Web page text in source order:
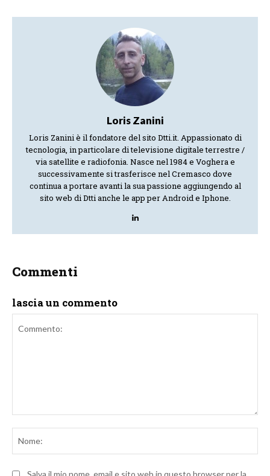
Loris Zanini
Loris Zanini è il fondatore del sito Dtti.it. Appassionato di
tecnologia, in particolare di televisione digitale terrestre /
via satellite e radiofonia. Nasce nel 1984 e Voghera e
successivamente si trasferisce nel Cremasco dove
continua a portare avanti la sua passione aggiungendo al
sito web di Dtti anche le app per Android e Iphone.
Commenti
lascia un commento